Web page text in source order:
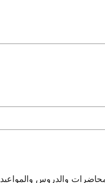
والدروس والمواعيد